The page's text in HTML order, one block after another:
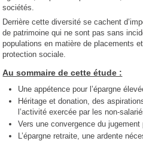
sociétés.
Derrière cette diversité se cachent
de patrimoine qui ne sont pas sans
populations en matière de placements
protection sociale.
Au sommaire de cette étude :
Une appétence pour l’épargne
Héritage et donation, des
l’activité exercée par les non-
Vers une convergence du
L’épargne retraite, une ardente